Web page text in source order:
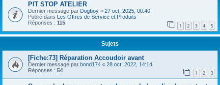
r
PIT STOP ATELIER
Dernier message par Dogboy « 27 oct. 2025, 00:40
Publié dans Les Offres de Service et Produits
Réponses : 115 1 2 3 4 5
Sujets
[Fiche:73] Réparation Accoudoir avant
Dernier message par bond174 « 28 oct. 2022, 14:14
Réponses : 54 1 2 3